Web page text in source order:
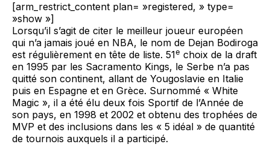
[arm_restrict_content plan= »registered, » type=
»show »]
Lorsqu’il s’agit de citer le meilleur joueur européen
qui n’a jamais joué en NBA, le nom de Dejan Bodiroga
est régulièrement en tête de liste. 51e choix de la draft
en 1995 par les Sacramento Kings, le Serbe n’a pas
quitté son continent, allant de Yougoslavie en Italie
puis en Espagne et en Grèce. Surnommé « White
Magic », il a été élu deux fois Sportif de l’Année de
son pays, en 1998 et 2002 et obtenu des trophées de
MVP et des inclusions dans les « 5 idéal » de quantité
de tournois auxquels il a participé.